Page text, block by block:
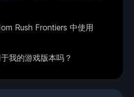
Rush Frontiers 中使用
我的游戏版本吗？